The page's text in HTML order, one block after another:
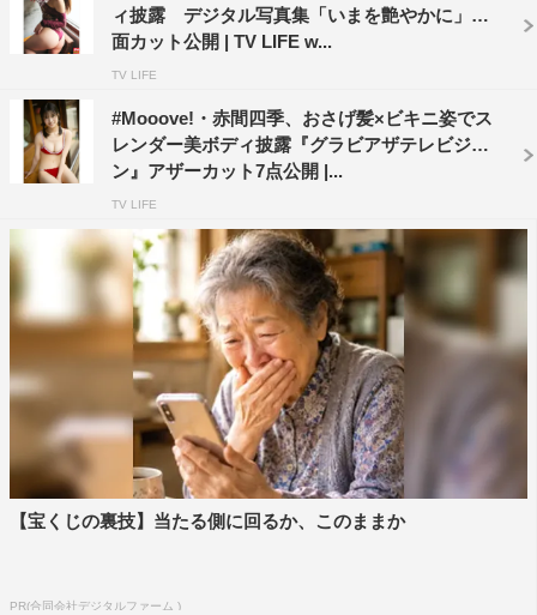
ィ披露 デジタル写真集「いまを艶やかに」誌
面カット公開 | TV LIFE w...
TV LIFE
#Mooove!・赤間四季、おさげ髪×ビキニ姿でス
レンダー美ボディ披露『グラビアザテレビジョ
ン』アザーカット7点公開 |...
TV LIFE
【宝くじの裏技】当たる側に回るか、このままか
PR(合同会社デジタルファーム )